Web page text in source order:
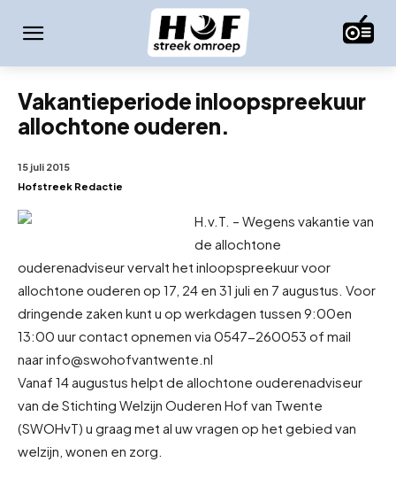
Vakantieperiode inloopspreekuur
allochtone ouderen.
15 juli 2015
Hofstreek Redactie
H.v.T. – Wegens vakantie van
de allochtone
ouderenadviseur vervalt het inloopspreekuur voor
allochtone ouderen op 17, 24 en 31 juli en 7 augustus. Voor
dringende zaken kunt u op werkdagen tussen 9:00en
13:00 uur contact opnemen via 0547-260053 of mail
naar info@swohofvantwente.nl
Vanaf 14 augustus helpt de allochtone ouderenadviseur
van de Stichting Welzijn Ouderen Hof van Twente
(SWOHvT) u graag met al uw vragen op het gebied van
welzijn, wonen en zorg.